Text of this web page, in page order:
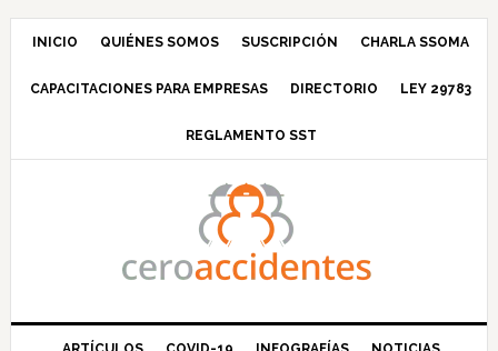
Saltar
navegación
Saltar
principal
Saltar
barra
principal
Saltar
INICIO QUIÉNES SOMOS SUSCRIPCIÓN CHARLA SSOMA
CAPACITACIONES PARA EMPRESAS DIRECTORIO LEY 29783
REGLAMENTO SST